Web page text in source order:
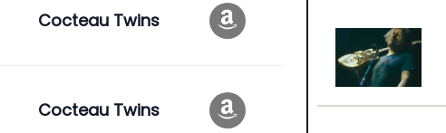
Cocteau Twins
Cocteau Twins